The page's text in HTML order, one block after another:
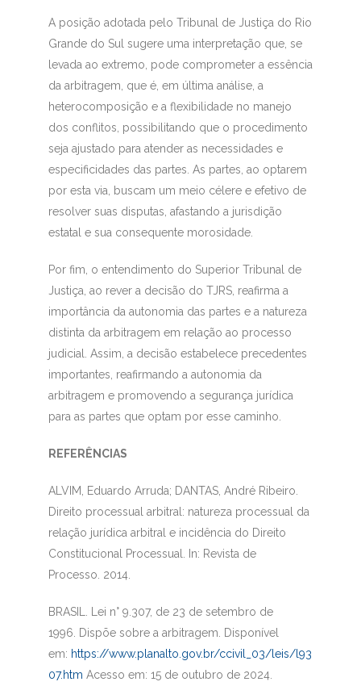
A posição adotada pelo Tribunal de Justiça do Rio
Grande do Sul sugere uma interpretação que, se
levada ao extremo, pode comprometer a essência
da arbitragem, que é, em última análise, a
heterocomposição e a flexibilidade no manejo
dos conflitos, possibilitando que o procedimento
seja ajustado para atender as necessidades e
especificidades das partes. As partes, ao optarem
por esta via, buscam um meio célere e efetivo de
resolver suas disputas, afastando a jurisdição
estatal e sua consequente morosidade.
Por fim, o entendimento do Superior Tribunal de
Justiça, ao rever a decisão do TJRS, reafirma a
importância da autonomia das partes e a natureza
distinta da arbitragem em relação ao processo
judicial. Assim, a decisão estabelece precedentes
importantes, reafirmando a autonomia da
arbitragem e promovendo a segurança jurídica
para as partes que optam por esse caminho.
REFERÊNCIAS
ALVIM, Eduardo Arruda; DANTAS, André Ribeiro.
Direito processual arbitral: natureza processual da
relação jurídica arbitral e incidência do Direito
Constitucional Processual. In: Revista de
Processo. 2014.
BRASIL. Lei n° 9.307, de 23 de setembro de
1996. Dispõe sobre a arbitragem. Disponível
em: https://www.planalto.gov.br/ccivil_03/leis/l93
07.htm Acesso em: 15 de outubro de 2024.